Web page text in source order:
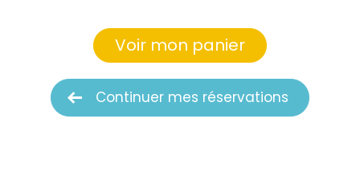
Continuer mes réservations
Voir mon panier